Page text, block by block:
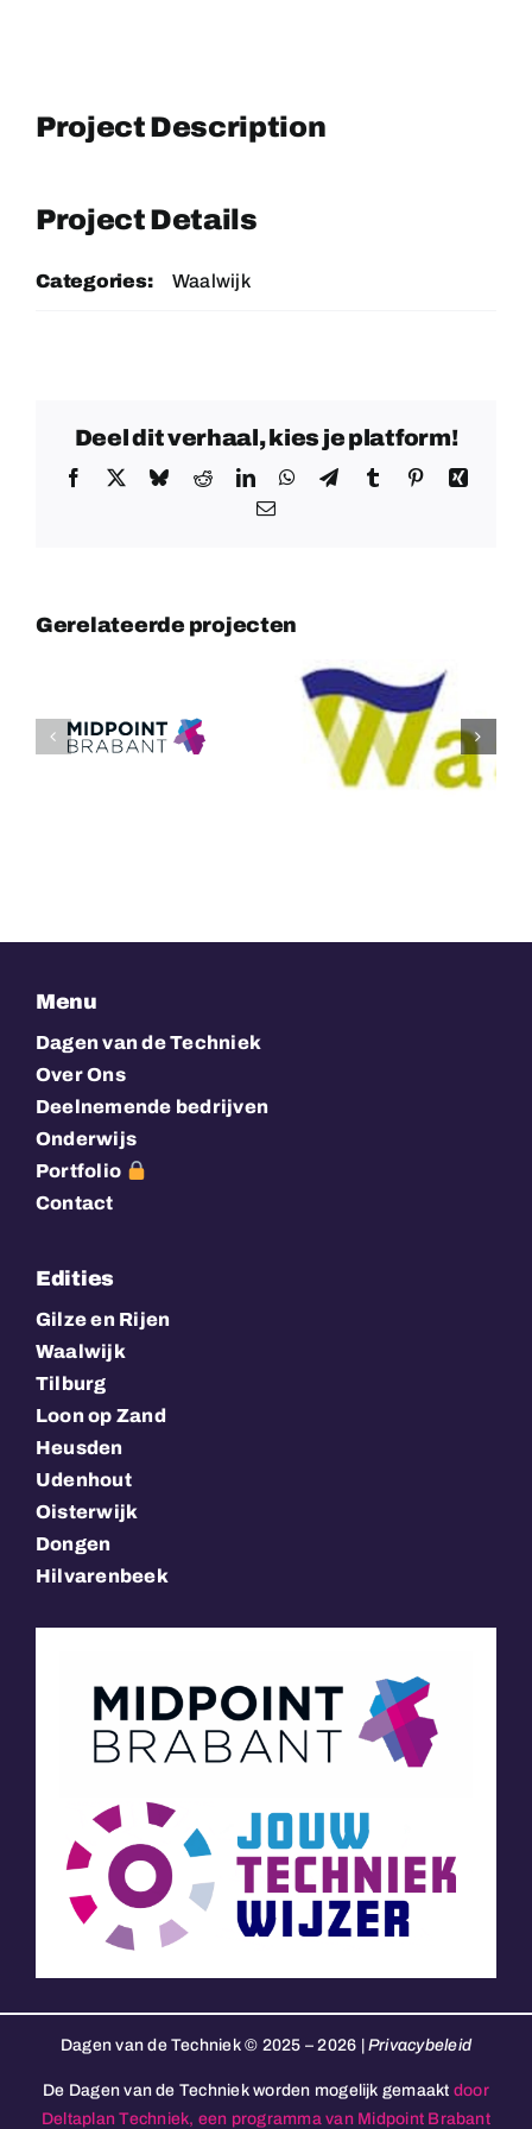
Project Description
Project Details
Categories: Waalwijk
Deel dit verhaal, kies je platform!
Facebook BlueskyRedditLinkedInWhatsApp
TelegramTumblr PinterestXing
E-
Gerelateerde projecten
Gemeente
Brabant
Menu
Dagen van de Techniek
Over Ons
Deelnemende bedrijven
Onderwijs
Portfolio
Contact
Edities
Gilze en Rijen
Waalwijk
Tilburg
Loon op Zand
Heusden
Udenhout
Oisterwijk
Dongen
Hilvarenbeek
Dagen van de Techniek © 2025 – 2026 | Privacybeleid
De Dagen van de Techniek worden mogelijk gemaakt door
Deltaplan Techniek, een programma van Midpoint Brabant